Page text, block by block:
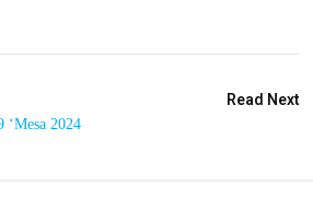
Read Next
‘Mesa 2024